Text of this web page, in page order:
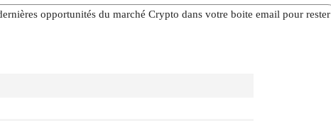
opportunités du marché Crypto dans votre boite email pour rester